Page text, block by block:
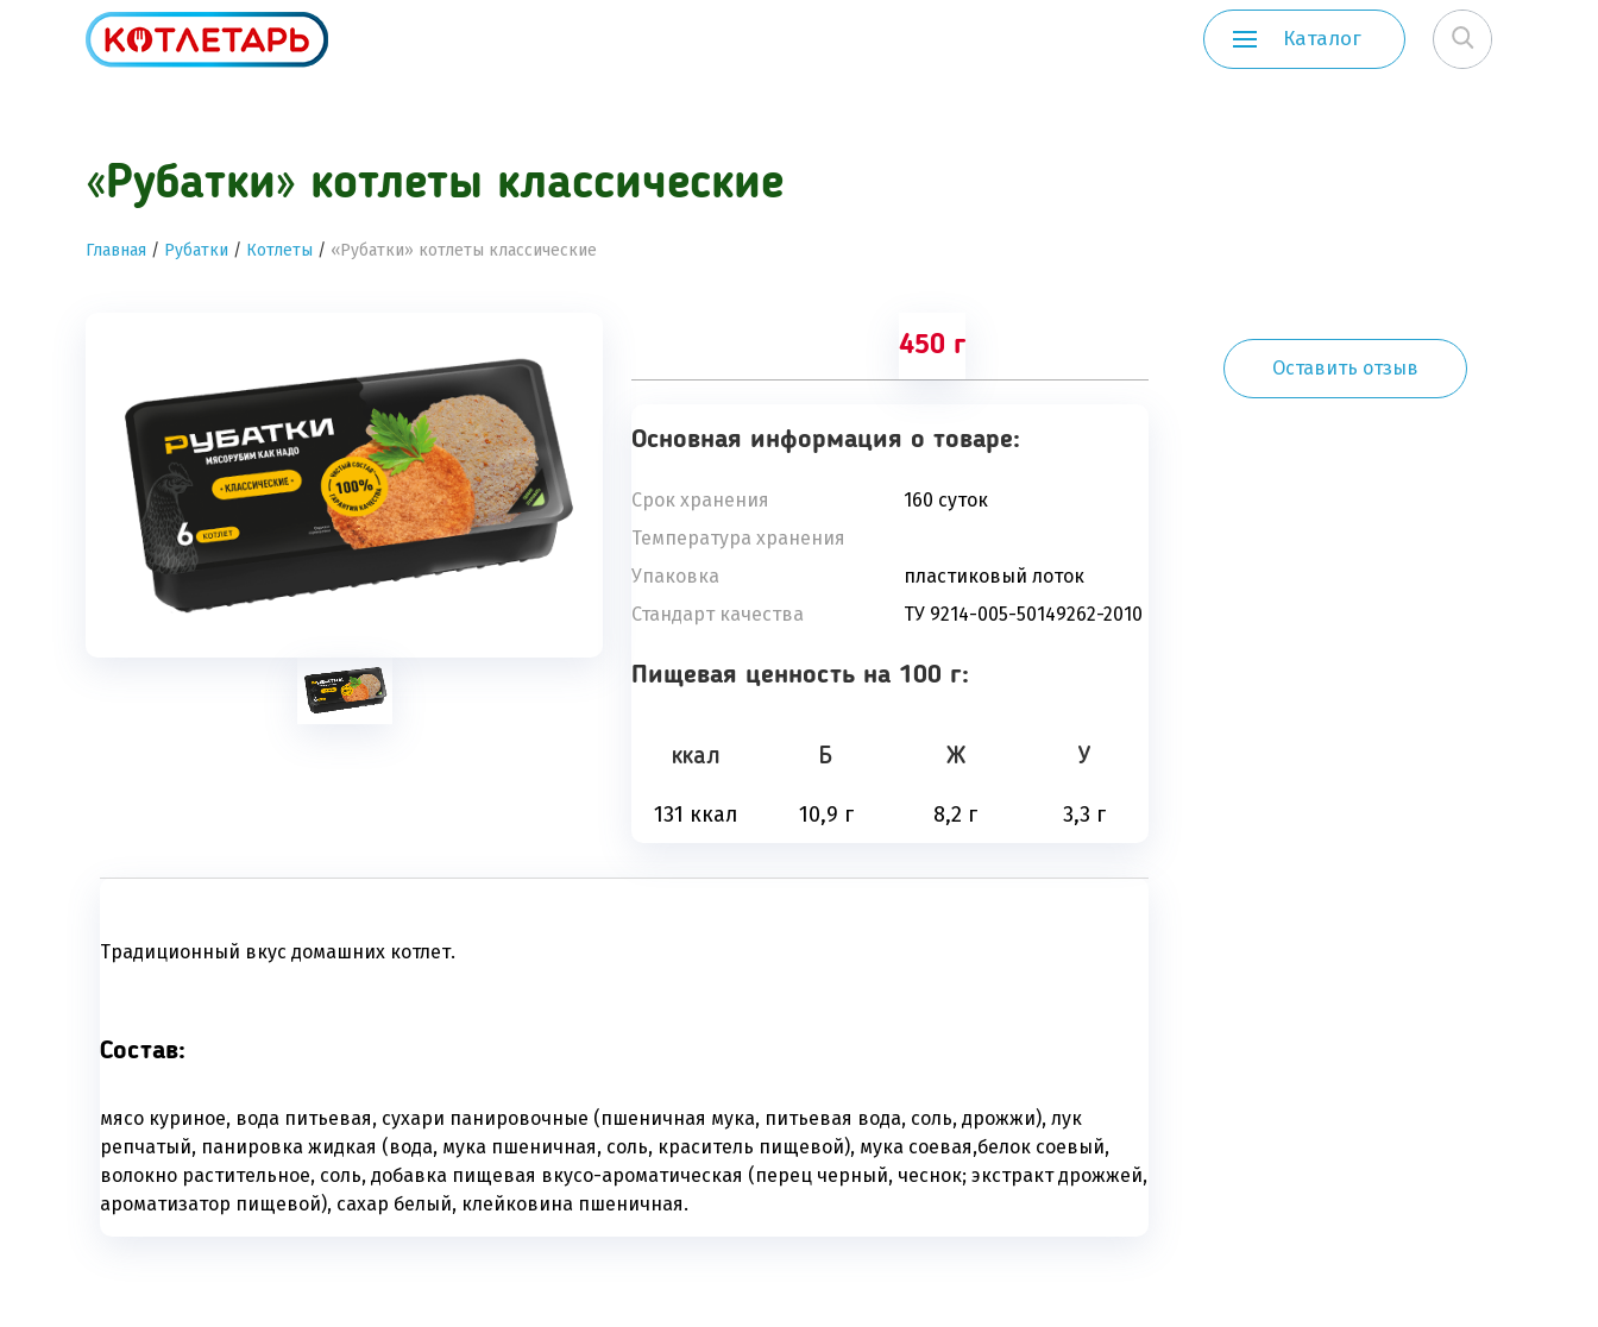
Каталог
«Рубатки» котлеты классические
Главная / Рубатки / Котлеты / «Рубатки» котлеты классические
450 г
Основная информация о товаре:
Срок хранения
160 суток
Температура хранения
Упаковка
пластиковый лоток
Стандарт качества
ТУ 9214-005-50149262-2010
Пищевая ценность на 100 г:
ккал Б Ж У
131 ккал 10,9 г 8,2 г 3,3 г
Традиционный вкус домашних котлет.
Состав:
мясо куриное, вода питьевая, сухари панировочные (пшеничная мука, питьевая вода, соль, дрожжи), лук
репчатый, панировка жидкая (вода, мука пшеничная, соль, краситель пищевой), мука соевая,белок соевый,
волокно растительное, соль, добавка пищевая вкусо-ароматическая (перец черный, чеснок; экстракт дрожжей,
ароматизатор пищевой), сахар белый, клейковина пшеничная.
Оставить отзыв